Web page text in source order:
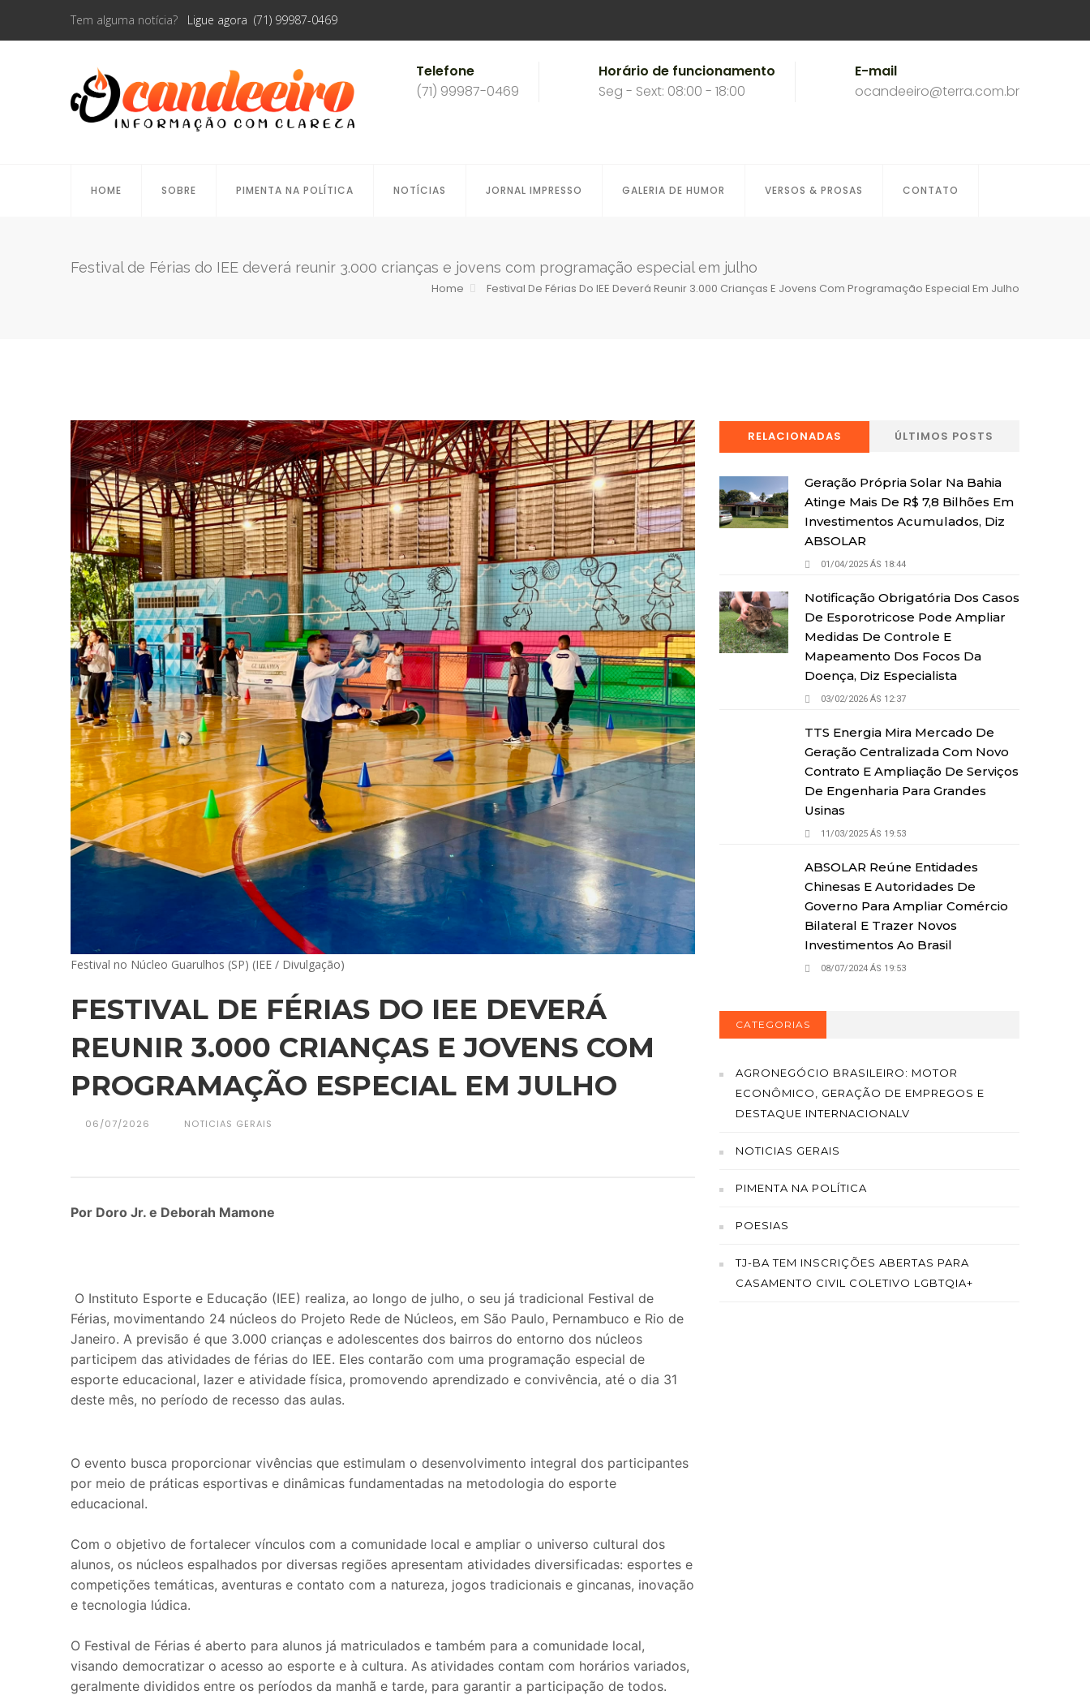
Tem alguma notícia? Ligue agora (71) 99987-0469
Telefone
(71) 99987-0469
Horário de funcionamento
Seg - Sext: 08:00 - 18:00
E-mail
ocandeeiro@terra.com.br
HOME SOBRE PIMENTA NA POLÍTICA NOTÍCIAS JORNAL IMPRESSO GALERIA DE HUMOR VERSOS & PROSAS CONTATO
Festival de Férias do IEE deverá reunir 3.000 crianças e jovens com programação especial em julho
Home Festival De Férias Do IEE Deverá Reunir 3.000 Crianças E Jovens Com Programação Especial Em Julho
Festival no Núcleo Guarulhos (SP) (IEE / Divulgação)
FESTIVAL DE FÉRIAS DO IEE DEVERÁ
REUNIR 3.000 CRIANÇAS E JOVENS COM
PROGRAMAÇÃO ESPECIAL EM JULHO
06/07/2026 NOTICIAS GERAIS
Por Doro Jr. e Deborah Mamone
O Instituto Esporte e Educação (IEE) realiza, ao longo de julho, o seu já tradicional Festival de
Férias, movimentando 24 núcleos do Projeto Rede de Núcleos, em São Paulo, Pernambuco e Rio de
Janeiro. A previsão é que 3.000 crianças e adolescentes dos bairros do entorno dos núcleos
participem das atividades de férias do IEE. Eles contarão com uma programação especial de
esporte educacional, lazer e atividade física, promovendo aprendizado e convivência, até o dia 31
deste mês, no período de recesso das aulas.
O evento busca proporcionar vivências que estimulam o desenvolvimento integral dos participantes
por meio de práticas esportivas e dinâmicas fundamentadas na metodologia do esporte
educacional.
Com o objetivo de fortalecer vínculos com a comunidade local e ampliar o universo cultural dos
alunos, os núcleos espalhados por diversas regiões apresentam atividades diversificadas: esportes e
competições temáticas, aventuras e contato com a natureza, jogos tradicionais e gincanas, inovação
e tecnologia lúdica.
O Festival de Férias é aberto para alunos já matriculados e também para a comunidade local,
visando democratizar o acesso ao esporte e à cultura. As atividades contam com horários variados,
geralmente divididos entre os períodos da manhã e tarde, para garantir a participação de todos.
RELACIONADAS ÚLTIMOS POSTS
Geração Própria Solar Na Bahia
Atinge Mais De R$ 7,8 Bilhões Em
Investimentos Acumulados, Diz
ABSOLAR
01/04/2025 ÁS 18:44
Notificação Obrigatória Dos Casos
De Esporotricose Pode Ampliar
Medidas De Controle E
Mapeamento Dos Focos Da
Doença, Diz Especialista
03/02/2026 ÁS 12:37
TTS Energia Mira Mercado De
Geração Centralizada Com Novo
Contrato E Ampliação De Serviços
De Engenharia Para Grandes
Usinas
11/03/2025 ÁS 19:53
ABSOLAR Reúne Entidades
Chinesas E Autoridades De
Governo Para Ampliar Comércio
Bilateral E Trazer Novos
Investimentos Ao Brasil
08/07/2024 ÁS 19:53
CATEGORIAS
AGRONEGÓCIO BRASILEIRO: MOTOR
ECONÔMICO, GERAÇÃO DE EMPREGOS E
DESTAQUE INTERNACIONALV
NOTICIAS GERAIS
PIMENTA NA POLÍTICA
POESIAS
TJ-BA TEM INSCRIÇÕES ABERTAS PARA
CASAMENTO CIVIL COLETIVO LGBTQIA+